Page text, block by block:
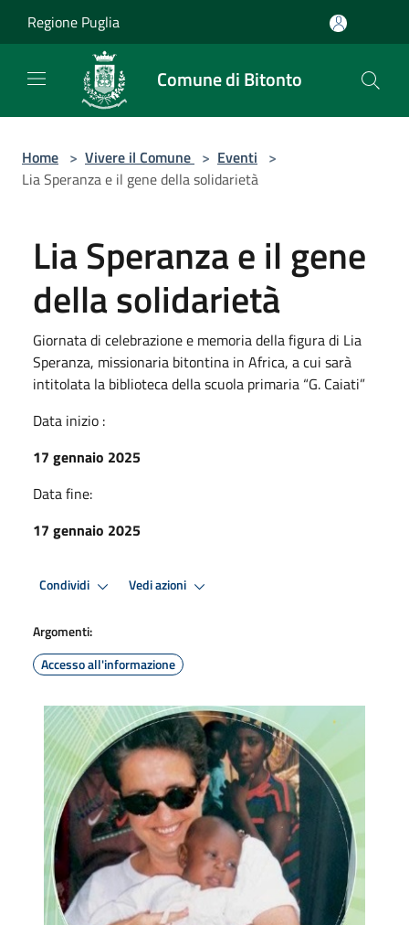
Regione Puglia
Comune di Bitonto
Home > Vivere il Comune > Eventi >
Lia Speranza e il gene della solidarietà
Lia Speranza e il gene
della solidarietà
Giornata di celebrazione e memoria della figura di Lia
Speranza, missionaria bitontina in Africa, a cui sarà
intitolata la biblioteca della scuola primaria “G. Caiati”
Data inizio :
17 gennaio 2025
Data fine:
17 gennaio 2025
Condividi Vedi azioni
Argomenti:
Accesso all'informazione